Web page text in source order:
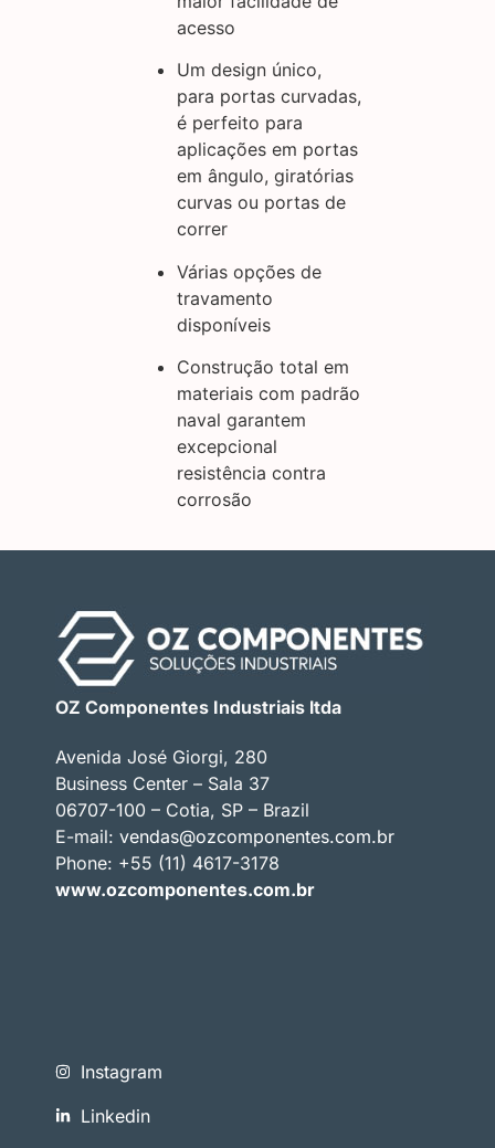
acesso
Um design único,
para portas curvadas,
é perfeito para
aplicações em portas
em ângulo, giratórias
curvas ou portas de
correr
Várias opções de
travamento
disponíveis
Construção total em
materiais com padrão
naval garantem
excepcional
resistência contra
corrosão
OZ Componentes Industriais ltda
Avenida José Giorgi, 280
Business Center – Sala 37
06707-100 – Cotia, SP – Brazil
E-mail: vendas@ozcomponentes.com.br
Phone: +55 (11) 4617-3178
www.ozcomponentes.com.br
Instagram
Linkedin